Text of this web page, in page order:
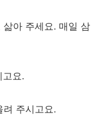
아 주세요. 매일 삼
요.
주시고요.